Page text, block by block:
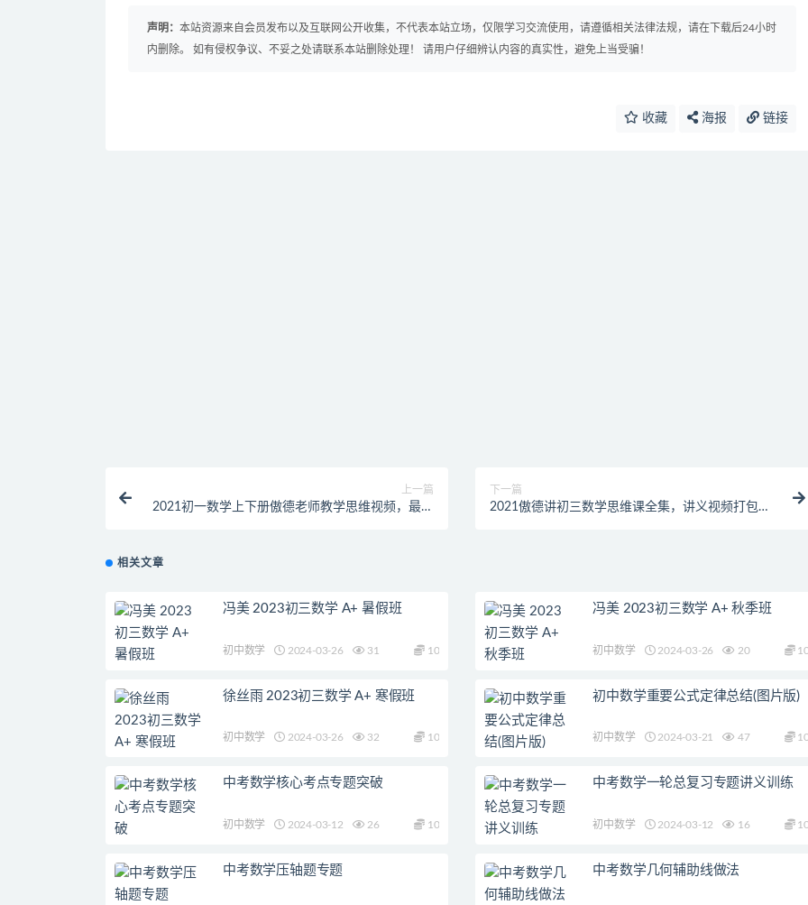
声明： 本站资源来自会员发布以及互联网公开收集，不代表本站立场，仅限学习交流使用，请遵循相关法律法规，请在下载后24小时
内删除。 如有侵权争议、不妥之处请联系本站删除处理！ 请用户仔细辨认内容的真实性，避免上当受骗！
收藏 海报 链接
上一篇
2021初一数学上下册傲德老师教学思维视频，最强
下一篇
2021傲德讲初三数学思维课全集，讲义视频打包免
相关文章
冯美 2023初三数学 A+ 暑假班
初中数学 2024-03-26 31 10
冯美 2023初三数学 A+ 秋季班
初中数学 2024-03-26 20
徐丝雨 2023初三数学 A+ 寒假班
初中数学 2024-03-26 32 10
初中数学重要公式定律总结(图片版)
初中数学 2024-03-21 47
中考数学核心考点专题突破
初中数学 2024-03-12 26 10
中考数学一轮总复习专题讲义训练
初中数学 2024-03-12 16
中考数学压轴题专题 中考数学几何辅助线做法